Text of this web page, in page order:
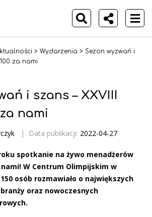
> Wydarzenia > Sezon wyzwań i
za nami
i szans – XXVIII
nami
| Data publikacji: 2022-04-27
spotkanie na żywo menadżerów
W Centrum Olimpijskim w
osób rozmawiało o największych
oraz nowoczesnych